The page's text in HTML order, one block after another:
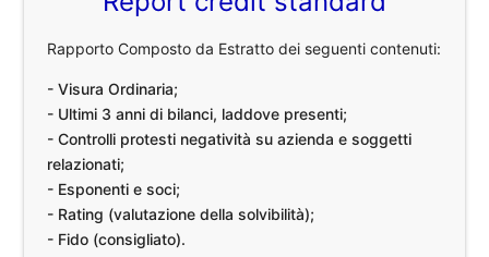
Rapporto Composto da Estratto dei seguenti contenuti:
- Visura Ordinaria;
- Ultimi 3 anni di bilanci, laddove presenti;
- Controlli protesti negatività su azienda e soggetti
relazionati;
- Esponenti e soci;
- Rating (valutazione della solvibilità);
- Fido (consigliato).